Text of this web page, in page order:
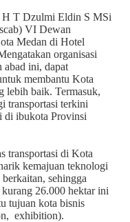
T Dzulmi Eldin S MSi
VI Dewan
Medan di Hotel
organisasi
abad ini, dapat
membantu Kota
lebih baik. Termasuk,
transportasi terkini
di ibukota Provinsi
transportasi di Kota
kemajuan teknologi
sehingga
26.000 hektar ini
tujuan kota bisnis
exhibition).